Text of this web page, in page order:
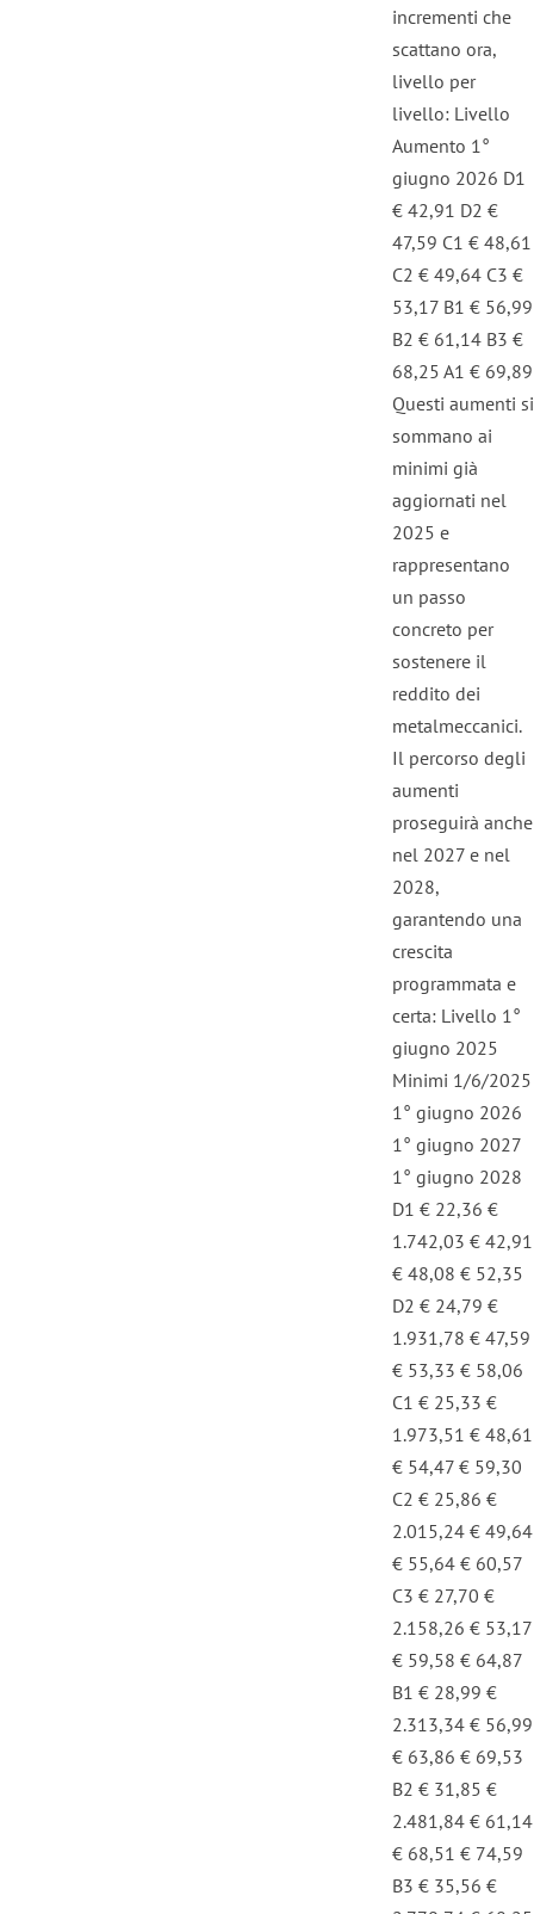
incrementi che
scattano ora,
livello per
livello: Livello
Aumento 1°
giugno 2026 D1
€ 42,91 D2 €
47,59 C1 € 48,61
C2 € 49,64 C3 €
53,17 B1 € 56,99
B2 € 61,14 B3 €
68,25 A1 € 69,89
Questi aumenti si
sommano ai
minimi già
aggiornati nel
2025 e
rappresentano
un passo
concreto per
sostenere il
reddito dei
metalmeccanici.
Il percorso degli
aumenti
proseguirà anche
nel 2027 e nel
2028,
garantendo una
crescita
programmata e
certa: Livello 1°
giugno 2025
Minimi 1/6/2025
1° giugno 2026
1° giugno 2027
1° giugno 2028
D1 € 22,36 €
1.742,03 € 42,91
€ 48,08 € 52,35
D2 € 24,79 €
1.931,78 € 47,59
€ 53,33 € 58,06
C1 € 25,33 €
1.973,51 € 48,61
€ 54,47 € 59,30
C2 € 25,86 €
2.015,24 € 49,64
€ 55,64 € 60,57
C3 € 27,70 €
2.158,26 € 53,17
€ 59,58 € 64,87
B1 € 28,99 €
2.313,34 € 56,99
€ 63,86 € 69,53
B2 € 31,85 €
2.481,84 € 61,14
€ 68,51 € 74,59
B3 € 35,56 €